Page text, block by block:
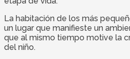
La habitación de los más
un lugar que manifieste un
que al mismo tiempo motive la
del niño.